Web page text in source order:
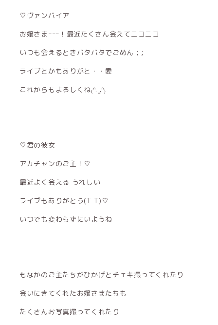
♡ヴァンパイア
お嬢さまｰｰｰ！最近たくさん会えてニコニコ
いつも会えるときパタパタでごめん ; ;
ライブとかもありがと・・愛
これからもよろしくね₍ᐢ. ̫.ᐢ₎
♡君の彼女
アカチャンのご主！♡
最近よく会える うれしい
ライブもありがとう(T-T)♡
いつでも変わらずにいようね
もなかのご主たちがひかげとチェキ撮ってくれたり
会いにきてくれたお嬢さまたちも
たくさんお写真撮ってくれたり